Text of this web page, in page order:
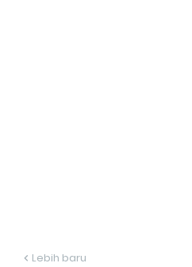
Lebih baru